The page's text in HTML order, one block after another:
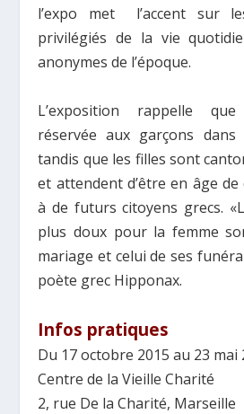
l’expo met l’accent sur
privilégiés de la vie
anonymes de l’époque.
L’exposition rappelle
réservée aux garçons dans
tandis que les filles sont
et attendent d’être en âge
à de futurs citoyens grecs.
plus doux pour la femme
mariage et celui de ses
poète grec Hipponax.
Infos pratiques
Du 17 octobre 2015 au 23 mai
Centre de la Vieille Charité
2, rue De la Charité, Marseille